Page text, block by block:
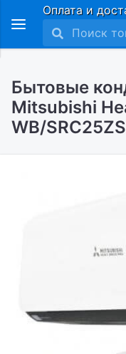
Оплата и
Бытовые
Mitsubishi
WB/